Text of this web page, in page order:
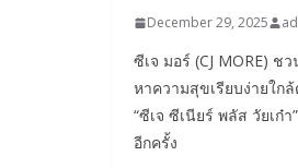
December 29, 2025
ซีเจ มอร์ (CJ MORE)
หาความสุขเรียบง่ายใก
“ซีเจ ซีเนียร์ พลัส วัยเ
อีกครั้ง